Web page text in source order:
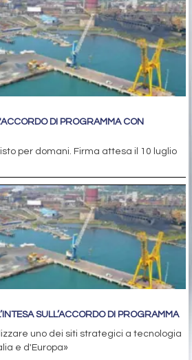
DI PROGRAMMA CON
per domani. Firma attesa il 10 luglio
SULL’ACCORDO DI PROGRAMMA
uno dei siti strategici a tecnologia
e d'Europa»